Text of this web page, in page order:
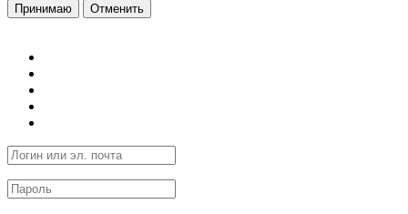
Принимаю Отменить